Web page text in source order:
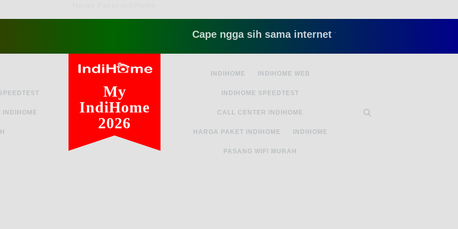
Cape ngga sih sama internet yang lambat gitu gitu aja dah
INDIHOME
My
IndiHome
2026
INDIHOME INDIHOME WEB
INDIHOME SPEEDTEST
CALL CENTER INDIHOME
HARGA PAKET INDIHOME INDIHOME
PASANG WIFI MURAH